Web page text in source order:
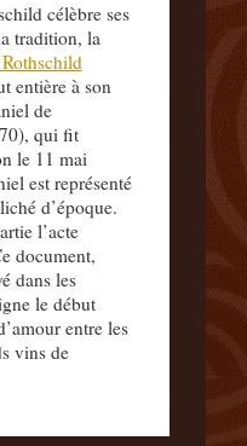
célèbre ses
tradition, la
entière à son
de
qui fit
le 11 mai
est représenté
d’époque.
l’acte
document,
dans les
le début
entre les
vins de